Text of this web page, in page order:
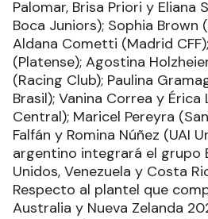
Palomar, Brisa Priori y
Boca Juniors); Sophia Brown
Aldana Cometti (Madrid
(Platense); Agostina
(Racing Club); Paulina
Brasil); Vanina Correa y
Central); Maricel Pereyra
Falfán y Romina Núñez (UAI
argentino integrará el grupo
Unidos, Venezuela y Costa
Respecto al plantel que
Australia y Nueva Zelanda